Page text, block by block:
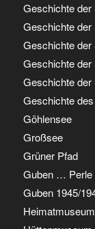
Geschichte der
Geschichte der
Geschichte der
Geschichte der
Geschichte der
Geschichte
Göhlensee
Großsee
Grüner Pfad
Guben … Perle
Guben 1945/